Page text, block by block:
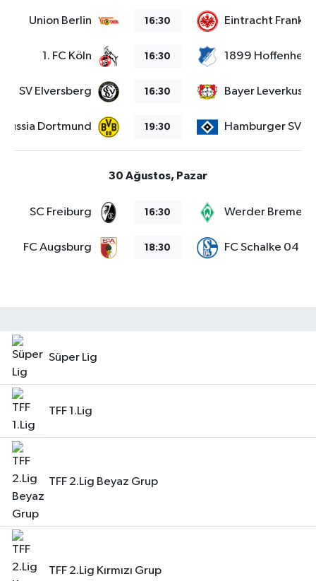
Union Berlin 16:30 Eintracht
1. FC Köln 16:30 1899 Hoffenheim
SV Elversberg 16:30 Bayer Leverkusen
Dortmund 19:30 Hamburger SV
30 Ağustos, Pazar
SC Freiburg 16:30 Werder Bremen
FC Augsburg 18:30 FC Schalke 04
Süper Lig
TFF 1.Lig
TFF 2.Lig Beyaz Grup
TFF 2.Lig Kırmızı Grup